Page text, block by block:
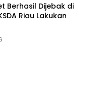
Berhasil Dijebak di
Riau Lakukan